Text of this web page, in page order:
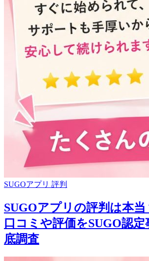
SUGOアプリ 評判
SUGOアプリの評判は本当
口コミや評価をSUGO認
底調査